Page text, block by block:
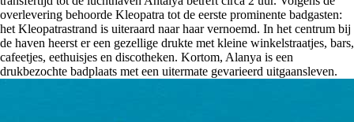
overlevering behoorde Kleopatra tot de eerste prominente badgasten:
het Kleopatrastrand is uiteraard naar haar vernoemd. In het centrum bij
de haven heerst er een gezellige drukte met kleine winkelstraatjes, bars,
cafeetjes, eethuisjes en discotheken. Kortom, Alanya is een
drukbezochte badplaats met een uitermate gevarieerd uitgaansleven.